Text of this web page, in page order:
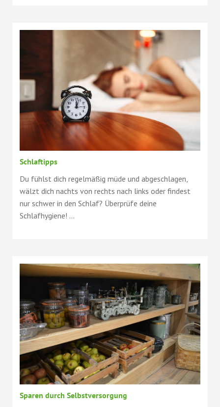
Schlaftipps
Du fühlst dich regelmäßig müde und abgeschlagen,
wälzt dich nachts von rechts nach links oder findest
nur schwer in den Schlaf? Überprüfe deine
Schlafhygiene! ...
Sparen durch Selbstversorgung